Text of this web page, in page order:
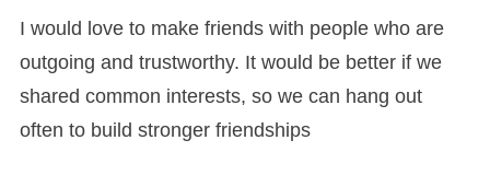
I would love to make friends with people who are
outgoing and trustworthy. It would be better if we
shared common interests, so we can hang out
often to build stronger friendships